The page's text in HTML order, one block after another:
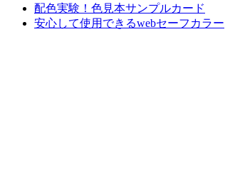
配色実験！色見本サンプルカード
安心して使用できるwebセーフカラー